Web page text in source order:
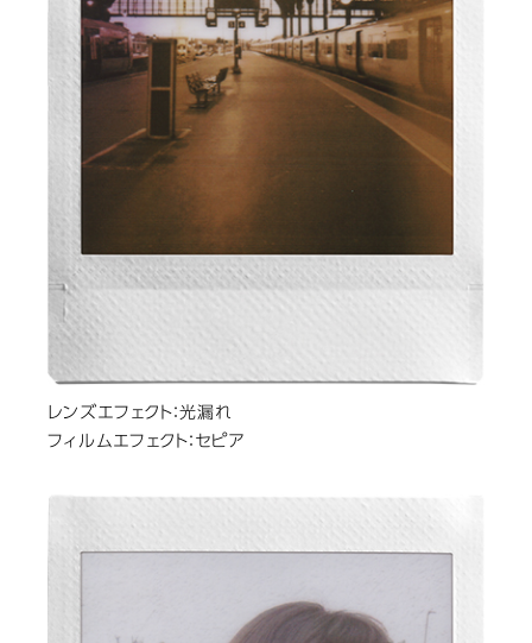
レンズエフェクト：光漏れ
フィルムエフェクト：セピア